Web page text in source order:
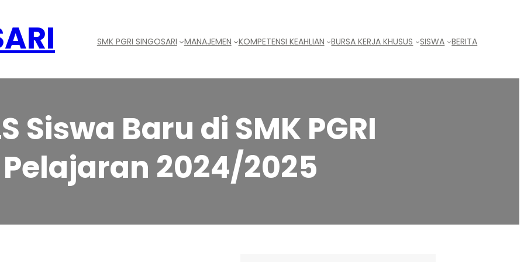
SMK PGRI SINGOSARI MANAJEMEN KOMPETENSI KEAHLIAN BURSA KERJA KHUSUS SISWA BERITA
Siswa Baru di SMK PGRI
2024/2025